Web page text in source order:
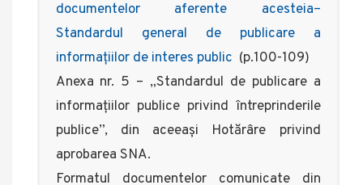
documentelor aferente acesteia–
Standardul general de publicare a
informaţiilor de interes public (p.100-109)
Anexa nr. 5 – „Standardul de publicare a
informațiilor publice privind întreprinderile
publice”, din aceeași Hotărâre privind
aprobarea SNA.
Formatul documentelor comunicate din